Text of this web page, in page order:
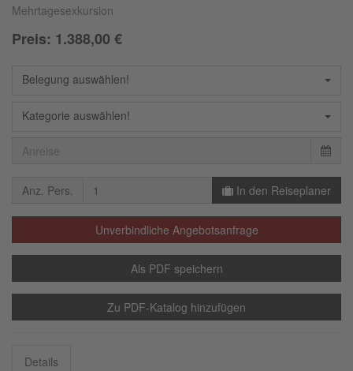
Mehrtagesexkursion
Preis: 1.388,00 €
Belegung auswählen!
Kategorie auswählen!
30 4 5 6
7 8 9 10 11 12 13
14 15 16 17 18 19 20
23 24 25
28 29 30 31 1 2 3
4 5 6 7 8 9 10
Anz. Pers. In den Reiseplaner
Unverbindliche Angebotsanfrage
Als PDF speichern
Zu PDF-Katalog hinzufügen
Details